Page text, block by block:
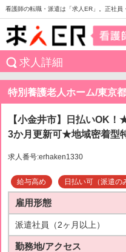
看護師の転職・派遣は「求人ER」。正社員
求人詳細
特別養護老人ホーム/東京
【小金井市】日払いOK
3か月更新可★地域密着型
求人番号:erhaken1330
給与高め 日払い可（派遣の
雇用形態
派遣社員（2ヶ月以上）
勤務地/アクセス